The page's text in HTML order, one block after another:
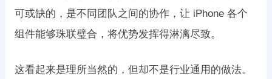
可或缺的，是不同团队之间的协作，让 iPhone 各个
组件能够珠联璧合，将优势发挥得淋漓尽致。
这看起来是理所当然的，但却不是行业通用的做法。